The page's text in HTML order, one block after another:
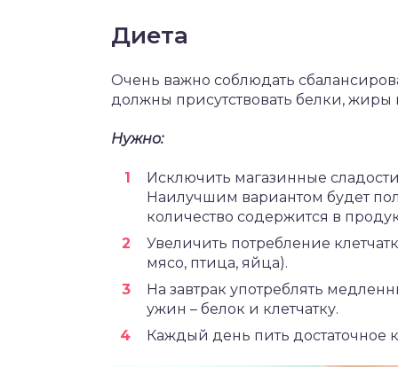
Диета
Очень важно соблюдать
должны присутствовать белки,
Нужно:
Исключить магазинные
Наилучшим вариантом будет
количество содержится в
Увеличить потребление
мясо, птица, яйца).
На завтрак употреблять
ужин – белок и клетчатку.
Каждый день пить достаточное